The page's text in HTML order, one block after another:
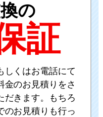
の
証
しくはお電話にて
金のお見積りをさ
だきます。もちろ
のお見積りも行っ